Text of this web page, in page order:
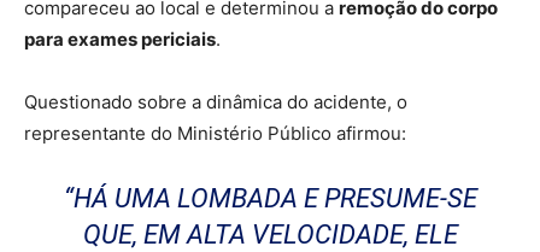
compareceu ao local e determinou a remoção do corpo
para exames periciais.
Questionado sobre a dinâmica do acidente, o
representante do Ministério Público afirmou:
“HÁ UMA LOMBADA E PRESUME-SE
QUE, EM ALTA VELOCIDADE, ELE